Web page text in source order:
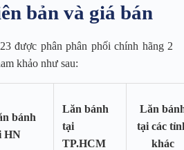
bản và giá bán
được phân phân phối chính hãng 2
khảo như sau:
bánh
HN
Lăn bánh
tại
TP.HCM
Lăn
tại các
khác